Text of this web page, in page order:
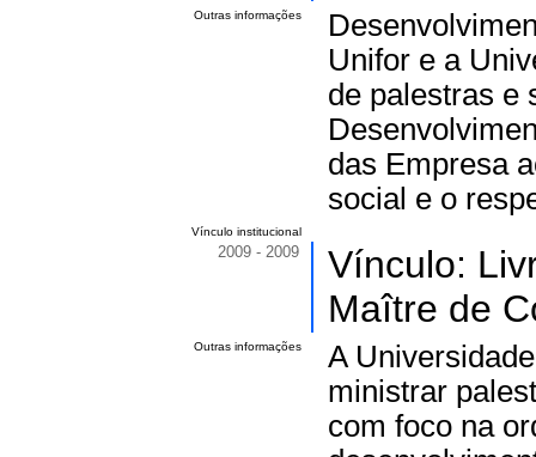
Outras informações
Unifor e a
de palestras e
das Empresa
social e o
Vínculo institucional
2009 - 2009
Vínculo:
Maître de
Outras informações
A
ministrar
com foco na